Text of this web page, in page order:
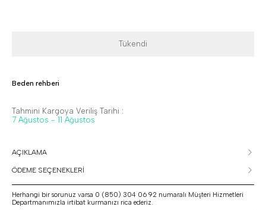
Tükendi
Beden rehberi
Tahmini Kargoya Veriliş Tarihi :
7 Ağustos - 11 Ağustos
AÇIKLAMA
ÖDEME SEÇENEKLERİ
Herhangi bir sorunuz varsa 0 (850) 304 06 92 numaralı Müşteri Hizmetleri
Departmanımızla irtibat kurmanızı rica ederiz.